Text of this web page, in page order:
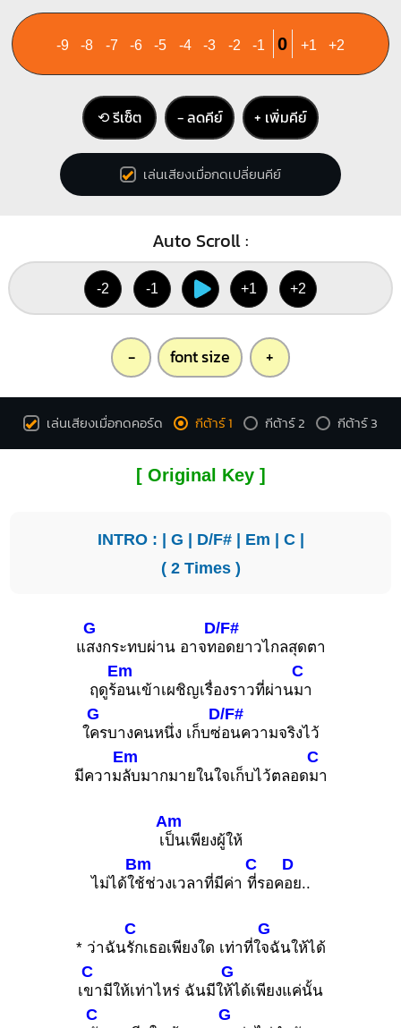
-9 -8 -7 -6 -5 -4 -3 -2 -1 0 +1 +2
⟲ รีเซ็ต − ลดคีย์ + เพิ่มคีย์
เล่นเสียงเมื่อกดเปลี่ยนคีย์
Auto Scroll :
-2 -1 +1 +2
- font size +
เล่นเสียงเมื่อกดคอร์ด กีต้าร์ 1 กีต้าร์ 2 กีต้าร์ 3
[ Original Key ]
INTRO : | G | D/F#| Em | C|
( 2 Times )
แ
G
สงกระทบผ่าน อาจท
D/F#
อดยาวไกลสุดตา
ฤดูร้
Em
อนเข้าเผชิญเรื่องราวที่ผ่าน
C
มา
ใ
G
ครบางคนหนึ่ง เก็บซ่
D/F#
อนความจริงไว้
มีความ
Em
ลับมากมายในใจเก็บไว้ตลอด
C
มา
เ
Am
ป็นเพียงผู้ให้
ไม่ได้ใ
Bm
ช้ช่วงเวลาที่มีค่า
C
ที่รอค
D
อย..
* ว่าฉัน
C
รักเธอเพียงใด เท่าที่ใ
G
จฉันให้ได้
เ
C
ขามีให้เท่าไหร่ ฉันมีใ
G
ห้ได้เพียงแค่นั้น
C G